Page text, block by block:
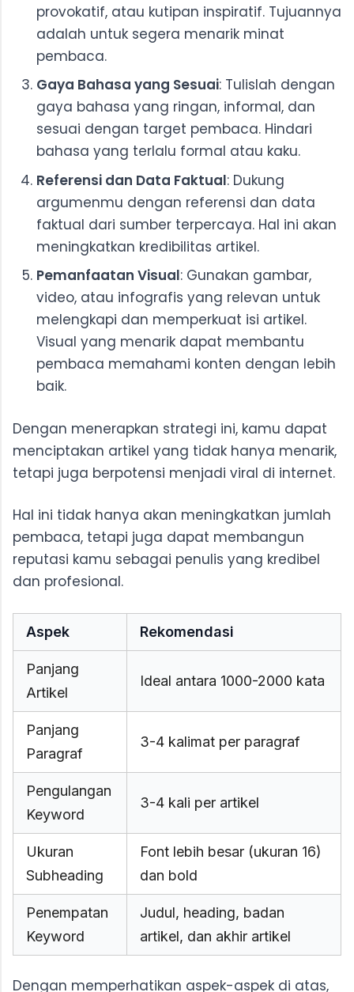
provokatif, atau kutipan inspiratif. Tujuannya
adalah untuk segera menarik minat
pembaca.
Gaya Bahasa yang Sesuai: Tulislah dengan
gaya bahasa yang ringan, informal, dan
sesuai dengan target pembaca. Hindari
bahasa yang terlalu formal atau kaku.
Referensi dan Data Faktual: Dukung
argumenmu dengan referensi dan data
faktual dari sumber terpercaya. Hal ini akan
meningkatkan kredibilitas artikel.
Pemanfaatan Visual: Gunakan gambar,
video, atau infografis yang relevan untuk
melengkapi dan memperkuat isi artikel.
Visual yang menarik dapat membantu
pembaca memahami konten dengan lebih
baik.
Dengan menerapkan strategi ini, kamu dapat
menciptakan artikel yang tidak hanya menarik,
tetapi juga berpotensi menjadi viral di internet.
Hal ini tidak hanya akan meningkatkan jumlah
pembaca, tetapi juga dapat membangun
reputasi kamu sebagai penulis yang kredibel
dan profesional.
Aspek Rekomendasi
Panjang
Artikel
Ideal antara 1000-2000 kata
Panjang
Paragraf
3-4 kalimat per paragraf
Pengulangan
Keyword
3-4 kali per artikel
Ukuran
Subheading
Font lebih besar (ukuran 16)
dan bold
Penempatan
Keyword
Judul, heading, badan
artikel, dan akhir artikel
Dengan memperhatikan aspek-aspek di atas,